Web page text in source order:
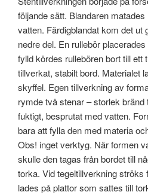
följande sätt. Blandaren
vatten. Färdigblandat kom det ut
nedre del. En rullebör
fylld kördes rullebören bort till ett
tillverkat, stabilt bord. Materialet
skyffel. Egen tillverkning av
rymde två stenar – storlek
fuktigt, besprutat med vatten.
bara att fylla den med materia
Obs! inget verktyg. När formen
skulle den tagas från bordet till
torka. Vid tegeltillverkning ströks
lades på plattor som sattes till